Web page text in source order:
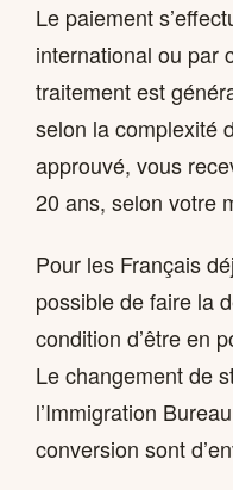
Le paiement
international ou par
traitement est
selon la complexité
approuvé, vous
20 ans, selon votre
Pour les Français
possible de faire la
condition d’être en
Le changement de
l’Immigration
conversion sont